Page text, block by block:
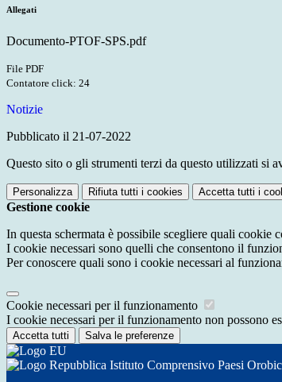
Allegati
Documento-PTOF-SPS.pdf
File PDF
Contatore click: 24
Notizie
Pubblicato il 21-07-2022
Questo sito o gli strumenti terzi da questo utilizzati si
Personalizza Rifiuta tutti i cookies Accetta tutti i
Gestione cookie
In questa schermata è possibile scegliere quali cookie
I cookie necessari sono quelli che consentono il
Per conoscere quali sono i cookie necessari al
Cookie necessari per il funzionamento
I cookie necessari per il funzionamento non possono
Accetta tutti Salva le preferenze
Istituto Comprensivo Paesi